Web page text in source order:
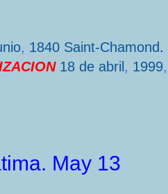
, 1840 Saint-Chamond.
18 de abril , 1999,
May 13